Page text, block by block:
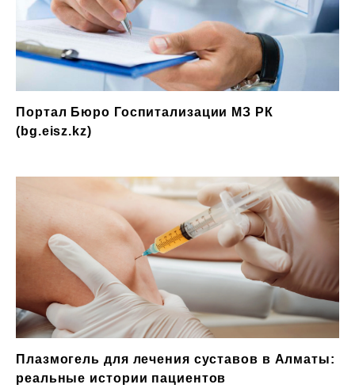
Портал Бюро Госпитализации МЗ РК
(bg.eisz.kz)
Плазмогель для лечения суставов в Алматы:
реальные истории пациентов